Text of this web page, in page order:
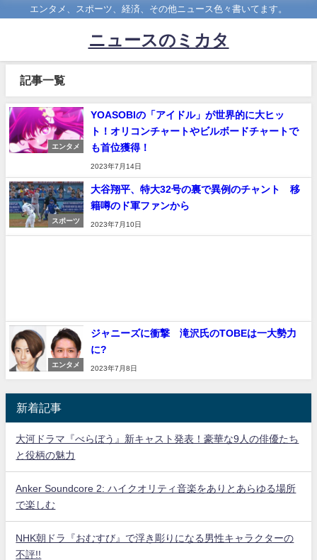
エンタメ、スポーツ、経済、その他ニュース色々書いてます。
ニュースのミカタ
記事一覧
エンタメ
YOASOBIの「アイドル」が世界的に大ヒッ
ト！オリコンチャートやビルボードチャートで
も首位獲得！
2023年7月14日
スポーツ
大谷翔平、特大32号の裏で異例のチャント 移
籍噂のド軍ファンから
2023年7月10日
エンタメ
ジャニーズに衝撃 滝沢氏のTOBEは一大勢力
に?
2023年7月8日
新着記事
大河ドラマ『べらぼう』新キャスト発表！豪華な9人の俳優たち
と役柄の魅力
Anker Soundcore 2: ハイクオリティ音楽をありとあらゆる場所
で楽しむ
NHK朝ドラ『おむすび』で浮き彫りになる男性キャラクターの
不評!!